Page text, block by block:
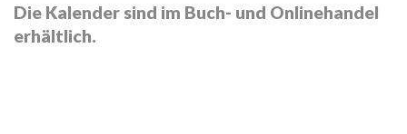
Die Kalender sind im Buch- und Onlinehandel
erhältlich.